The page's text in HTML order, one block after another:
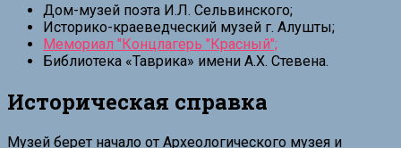
Дом-музей поэта И.Л. Сельвинского;
Историко-краеведческий музей г. Алушты;
Мемориал "Концлагерь "Красный";
Библиотека «Таврика» имени А.Х. Стевена.
Историческая справка
Музей берет начало от Археологического музея и